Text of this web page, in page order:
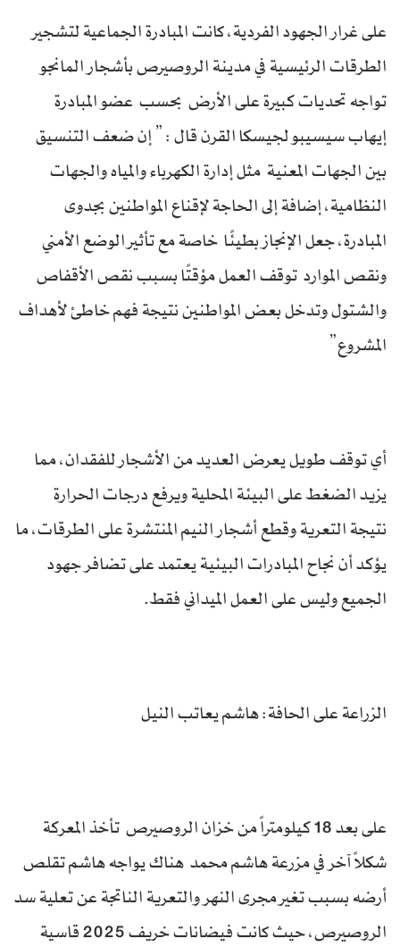
على غرار الجهود الفردية، كانت المبادرة الجماعية لتشجير
الطرقات الرئيسية في مدينة الروصيرص بأشجار المانجو
تواجه تحديات كبيرة على الأرض بحسب عضو المبادرة
إيهاب سيسيبو لجيسكا القرن قال : ” إن ضعف التنسيق
بين الجهات المعنية مثل إدارة الكهرباء والمياه والجهات
النظامية، إضافة إلى الحاجة لإقناع المواطنين بجدوى
المبادرة، جعل الإنجاز بطيئًا خاصة مع تأثير الوضع الأمني
ونقص الموارد توقف العمل مؤقتًا بسبب نقص الأقفاص
والشتول وتدخل بعض المواطنين نتيجة فهم خاطئ لأهداف
المشروع”
أي توقف طويل يعرض العديد من الأشجار للفقدان، مما
يزيد الضغط على البيئة المحلية ويرفع درجات الحرارة
نتيجة التعرية وقطع أشجار النيم المنتشرة على الطرقات، ما
يؤكد أن نجاح المبادرات البيئية يعتمد على تضافر جهود
الجميع وليس على العمل الميداني فقط.
الزراعة على الحافة: هاشم يعاتب النيل
على بعد 18 كيلومتراً من خزان الروصيرص تأخذ المعركة
شكلاً آخر في مزرعة هاشم محمد هناك يواجه هاشم تقلص
أرضه بسبب تغير مجرى النهر والتعرية الناتجة عن تعلية سد
الروصيرص، حيث كانت فيضانات خريف 2025 قاسية